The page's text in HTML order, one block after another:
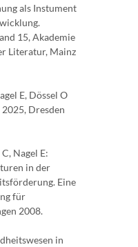
als Instument
15, Akademie
Literatur, Mainz
E, Dössel O
Dresden
Nagel E:
in der
Eine
für
2008.
in